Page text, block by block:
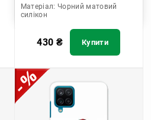
Матеріал: Чорний матовий
силікон
430 ₴ Купити